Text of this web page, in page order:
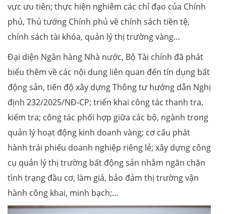
vực ưu tiên; thực hiện nghiêm các chỉ đạo của Chính
phủ, Thủ tướng Chính phủ về chính sách tiền tệ,
chính sách tài khóa, quản lý thị trường vàng…
Đại diện Ngân hàng Nhà nước, Bộ Tài chính đã phát
biểu thêm về các nội dung liên quan đến tín dụng bất
động sản, tiến độ xây dựng Thông tư hướng dẫn Nghị
định 232/2025/NĐ-CP; triển khai công tác thanh tra,
kiểm tra; công tác phối hợp giữa các bộ, ngành trong
quản lý hoạt động kinh doanh vàng; cơ cấu phát
hành trái phiếu doanh nghiệp riêng lẻ; xây dựng công
cụ quản lý thị trường bất động sản nhằm ngăn chặn
tình trạng đầu cơ, làm giá, bảo đảm thị trường vận
hành công khai, minh bạch;…